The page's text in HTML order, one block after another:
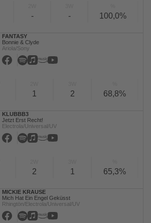
- - 100,0%
FANTASY
Bonnie & Clyde
Ariola/Sony
1 2 68,8%
KLUBBB3
Jetzt Erst Recht!
Electrola/Universal/UV
2 1 65,3%
MICKIE KRAUSE
Mich Hat Ein Engel Geküsst
Rhingtön/Electrola/Universal/UV